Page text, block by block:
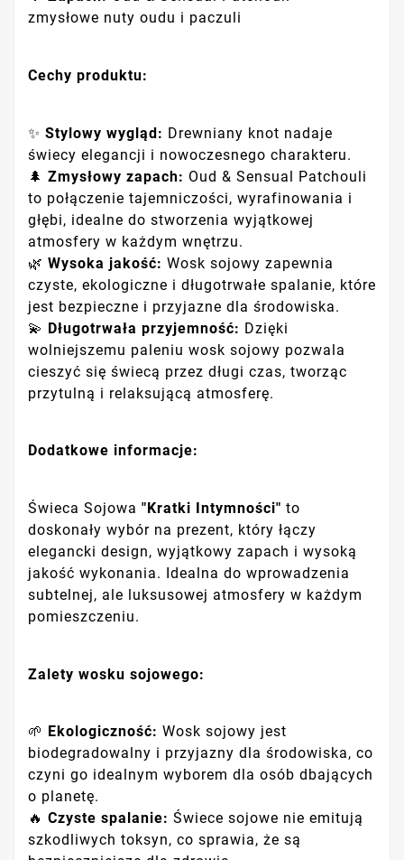
zmysłowe nuty oudu i paczuli
Cechy produktu:
✨ Stylowy wygląd: Drewniany knot nadaje
świecy elegancji i nowoczesnego charakteru.
🌲 Zmysłowy zapach: Oud & Sensual Patchouli
to połączenie tajemniczości, wyrafinowania i
głębi, idealne do stworzenia wyjątkowej
atmosfery w każdym wnętrzu.
🌿 Wysoka jakość: Wosk sojowy zapewnia
czyste, ekologiczne i długotrwałe spalanie, które
jest bezpieczne i przyjazne dla środowiska.
💫 Długotrwała przyjemność: Dzięki
wolniejszemu paleniu wosk sojowy pozwala
cieszyć się świecą przez długi czas, tworząc
przytulną i relaksującą atmosferę.
Dodatkowe informacje:
Świeca Sojowa "Kratki Intymności" to
doskonały wybór na prezent, który łączy
elegancki design, wyjątkowy zapach i wysoką
jakość wykonania. Idealna do wprowadzenia
subtelnej, ale luksusowej atmosfery w każdym
pomieszczeniu.
Zalety wosku sojowego:
🌱 Ekologiczność: Wosk sojowy jest
biodegradowalny i przyjazny dla środowiska, co
czyni go idealnym wyborem dla osób dbających
o planetę.
🔥 Czyste spalanie: Świece sojowe nie emitują
szkodliwych toksyn, co sprawia, że są